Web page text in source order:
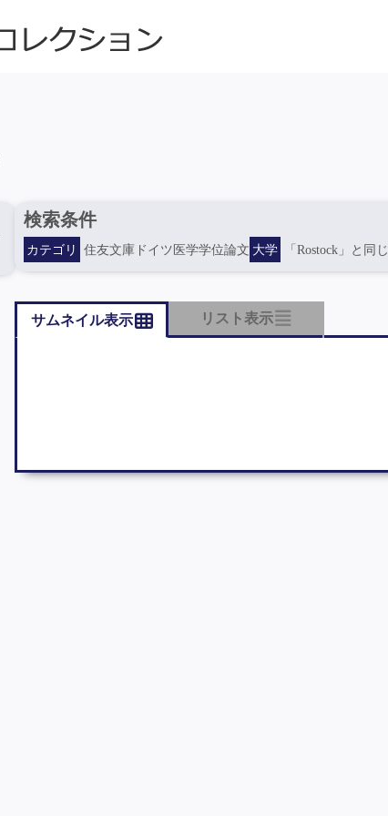
検索条件
カテゴリ 住友文庫ドイツ医学学位論文 大学 「Rostock」と同じ
サムネイル表示 リスト表示